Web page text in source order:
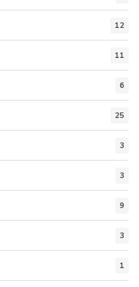
12
11
6
25
3
3
9
3
1